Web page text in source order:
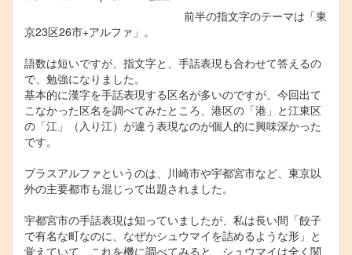
前半の指文字のテーマは「東
京23区26市+アルファ」。
語数は短いですが、指文字と、手話表現も合わせて答えるの
で、勉強になりました。
基本的に漢字を手話表現する区名が多いのですが、今回出て
こなかった区名を調べてみたところ、港区の「港」と江東区
の「江」（入り江）が違う表現なのが個人的に興味深かった
です。
プラスアルファというのは、川崎市や宇都宮市など、東京以
外の主要都市も混じって出題されました。
宇都宮市の手話表現は知っていましたが、私は長い間「餃子
で有名な町なのに、なぜかシュウマイを詰めるような形」と
覚えていて、これを機に調べてみると、シュウマイは全く関